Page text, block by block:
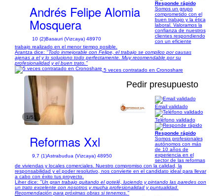
Andrés Felipe Alomia
Mosquera
10 (2)Basauri (Vizcaya) 48970
Responde rápido
Somos un grupo
comprometido con el
buen trabajo y la ética
laboral. Valoramos la
confianza de nuestros
clientes respondiendo
con un eficiente
trabajo realizado en el menor tiempo posible.
Arantza dice: "Todo inmejorable con Felipe, el trabajo se complico por causas
ajenas a el y lo soluciono todo perfectamente. Muy recomendable por su
profesionalidad y el buen trato."
5 veces contratado en Cronoshare
1/51
Pedir presupuesto
Reformas Xxl
9,7 (1)Astrabudua (Vizcaya) 48950
Email validado
Teléfono validado
Responde rápido
Somos profesionales
autónomos con más
de 10 años de
experiencia en el
sector de las reformas
de viviendas y locales comerciales. Nuestro compromiso con la calidad, la
responsabilidad y el poder resolutivo, nos convierte en el candidato ideal para llevar
a cabo con éxito tus proyecto.
Liher dice: "Un gran trabajo quitando el gotelé, luciendo y pintando las paredes con
un trato excelente con nosotros y mucha profesionalidad y puntualidad.
Recomendación para próximas obras si tenemos."